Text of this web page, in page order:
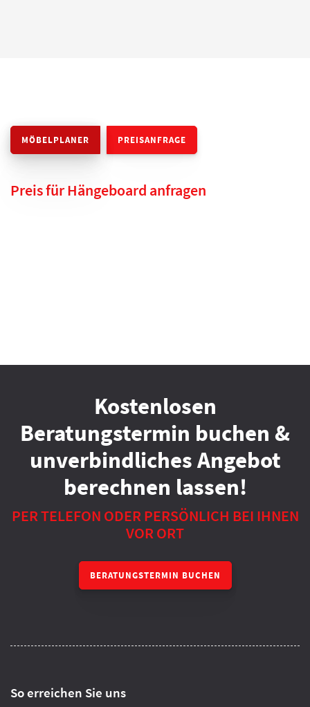
MÖBELPLANER PREISANFRAGE
Preis für Hängeboard anfragen
Kostenlosen
Beratungstermin buchen &
unverbindliches Angebot
berechnen lassen!
PER TELEFON ODER PERSÖNLICH BEI IHNEN
VOR ORT
BERATUNGSTERMIN BUCHEN
So erreichen Sie uns